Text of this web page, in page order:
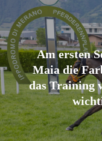
Am ersten
Maia die
das Training